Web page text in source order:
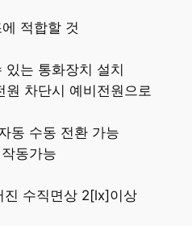
적합할 것
있는 통화장치 설치
원 차단시 예비전원으로
동 수동 전환 가능
동가능
수직면상 2[lx]이상